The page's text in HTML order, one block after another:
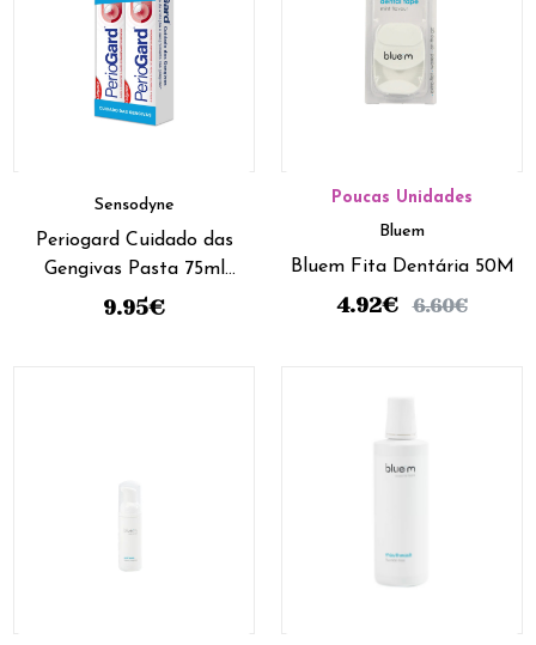
Sensodyne
Periogard Cuidado das
Gengivas Pasta 75ml
(pack Duplo)
9.95€
Poucas Unidades
Bluem
Bluem Fita Dentária 50M
4.92€ 6.60€